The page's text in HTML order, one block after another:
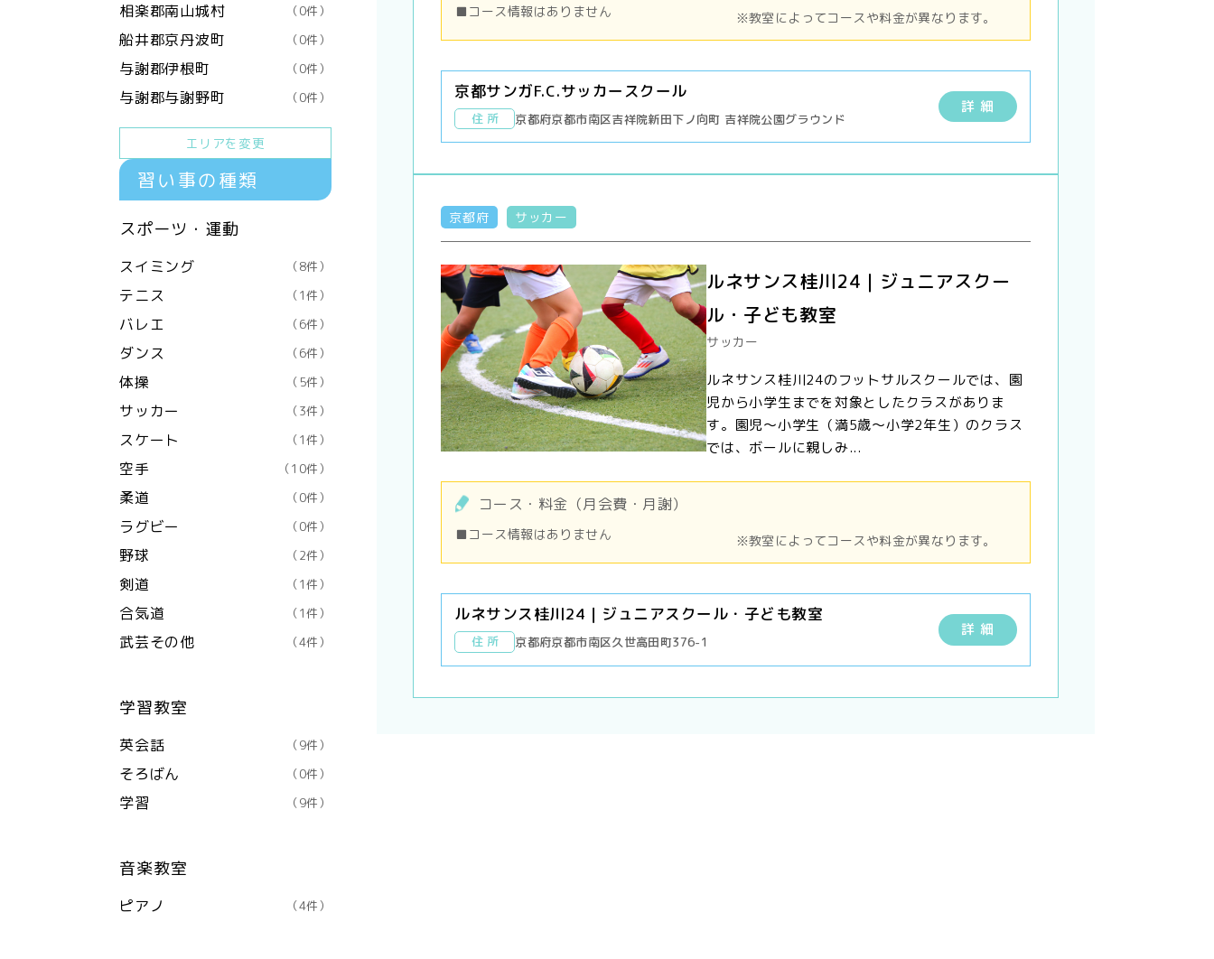
相楽郡南山城村 （0件）
船井郡京丹波町 （0件）
与謝郡伊根町 （0件）
与謝郡与謝野町 （0件）
エリアを変更
習い事の種類
スポーツ・運動
スイミング （8件）
テニス （1件）
バレエ （6件）
ダンス （6件）
体操 （5件）
サッカー （3件）
スケート （1件）
空手 （10件）
柔道 （0件）
ラグビー （0件）
野球 （2件）
剣道 （1件）
合気道 （1件）
武芸その他 （4件）
学習教室
英会話 （9件）
そろばん （0件）
学習 （9件）
音楽教室
ピアノ （4件）
■コース情報はありません ※教室によってコースや料金が異なります。
京都サンガF.C.サッカースクール
住 所 京都府京都市南区吉祥院新田下ノ向町 吉祥院公園グラウンド
詳 細
京都府 サッカー
ルネサンス桂川24｜ジュニアスクー
ル・子ども教室
サッカー
ルネサンス桂川24のフットサルスクールでは、園
児から小学生までを対象としたクラスがありま
す。園児～小学生（満5歳～小学2年生）のクラス
では、ボールに親しみ...
コース・料金（月会費・月謝）
■コース情報はありません ※教室によってコースや料金が異なります。
ルネサンス桂川24｜ジュニアスクール・子ども教室
住 所 京都府京都市南区久世高田町376-1
詳 細